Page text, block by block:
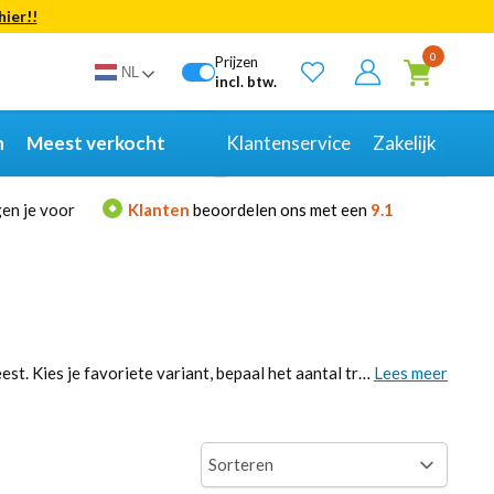
NL
Prijzen
incl. btw.
0
Meest verkocht Klantenservice Zakelijk
je voor Klanten beoordelen ons met een 9.1
Met de 7 up blikjes zet je razendsnel een frisse klassieker koud voor thuis, kantoor of feest. Kies je favoriete variant, bepaal het aantal trays en reken af. Dan zorgen wij voor een nette levering en een voorraad waar je op kunt bouwen. Pak meteen variatie naast cola en sinaasappel en maak elke snacktafel, lunch of borrel compleet. Klaar om je voorraad aan te vullen? Lees meer